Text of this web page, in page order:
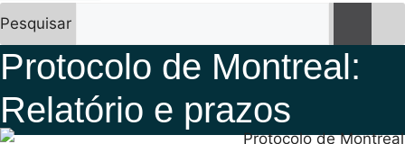
Pesquisar
Protocolo de Montreal:
Relatório e prazos